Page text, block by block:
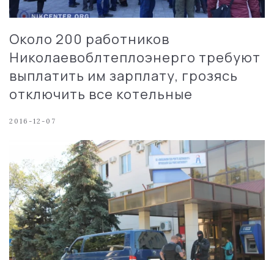
Около 200 работников
Николаевоблтеплоэнерго требуют
выплатить им зарплату, грозясь
отключить все котельные
2016-12-07